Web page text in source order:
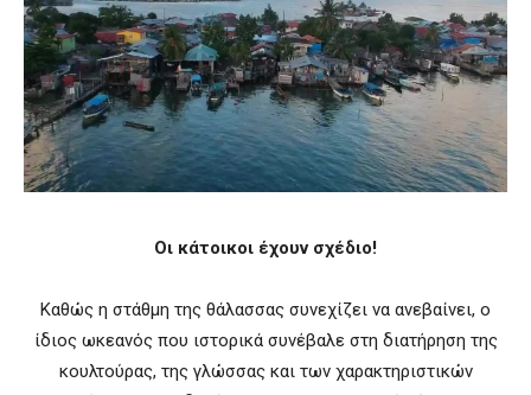
Οι κάτοικοι έχουν σχέδιο!
Καθώς η στάθμη της θάλασσας συνεχίζει να ανεβαίνει, ο
ίδιος ωκεανός που ιστορικά συνέβαλε στη διατήρηση της
κουλτούρας, της γλώσσας και των χαρακτηριστικών